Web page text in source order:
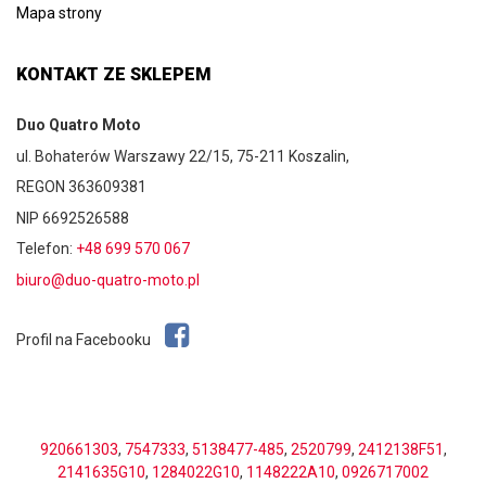
Mapa strony
KONTAKT ZE SKLEPEM
Duo Quatro Moto
ul. Bohaterów Warszawy 22/15, 75-211 Koszalin,
REGON 363609381
NIP 6692526588
Telefon: +48 699 570 067
biuro@duo-quatro-moto.pl
Profil na Facebooku
920661303, 7547333, 5138477-485, 2520799, 2412138F51,
2141635G10, 1284022G10, 1148222A10, 0926717002